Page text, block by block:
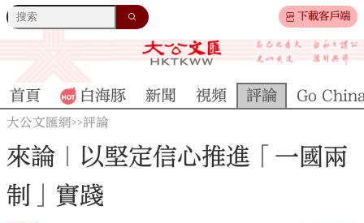
下載客戶端
首頁 白海豚 新聞 視頻 評論 Go
大公文匯網>>評論
來論｜以堅定信心推進「一國兩
制」實踐